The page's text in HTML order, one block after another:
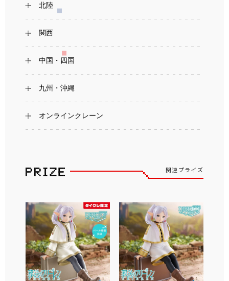
北陸
関西
中国・四国
九州・沖縄
オンラインクレーン
関連プライズ